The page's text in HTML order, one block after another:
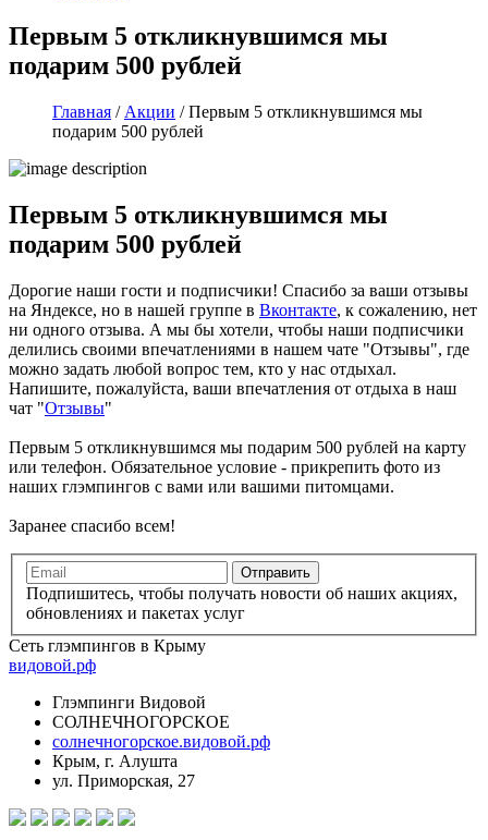
Первым 5 откликнувшимся мы
подарим 500 рублей
Главная / Акции /Первым 5 откликнувшимся мы
подарим 500 рублей
Первым 5 откликнувшимся мы
подарим 500 рублей
Дорогие наши гости и подписчики! Спасибо за ваши отзывы
на Яндексе, но в нашей группе в Вконтакте, к сожалению, нет
ни одного отзыва. А мы бы хотели, чтобы наши подписчики
делились своими впечатлениями в нашем чате "Отзывы", где
можно задать любой вопрос тем, кто у нас отдыхал.
Напишите, пожалуйста, ваши впечатления от отдыха в наш
чат "Отзывы"
Первым 5 откликнувшимся мы подарим 500 рублей на карту
или телефон. Обязательное условие - прикрепить фото из
наших глэмпингов с вами или вашими питомцами.
Заранее спасибо всем!
Подпишитесь, чтобы получать новости об наших акциях,
обновлениях и пакетах услуг
Сеть глэмпингов в Крыму
видовой.рф
Глэмпинги Видовой
СОЛНЕЧНОГОРСКОЕ
солнечногорское.видовой.рф
Крым, г. Алушта
ул. Приморская, 27